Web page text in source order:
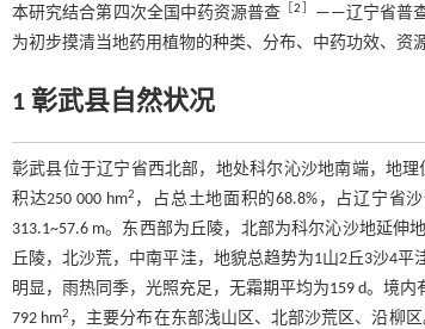
本研究结合第四次全国中药资源普查 ［2
——辽宁省普查
为初步摸清当地药用植物的种类、分布、中药功效、资
1 彰武县自然状况
彰武县位于辽宁省西北部，地处科尔沁沙地南端，地理
积达250 000 hm2 ，占总土地面积的68.8%，占辽宁省
313.1~57.6 ‍m。东西部为丘陵，北部为科尔沁沙地延
丘陵，北沙荒，中南平洼，地貌总趋势为1山2丘3沙4
明显，雨热同季，光照充足，无霜期平均为159 d。境
792 hm2 ，主要分布在东部浅山区、北部沙荒区、沿柳